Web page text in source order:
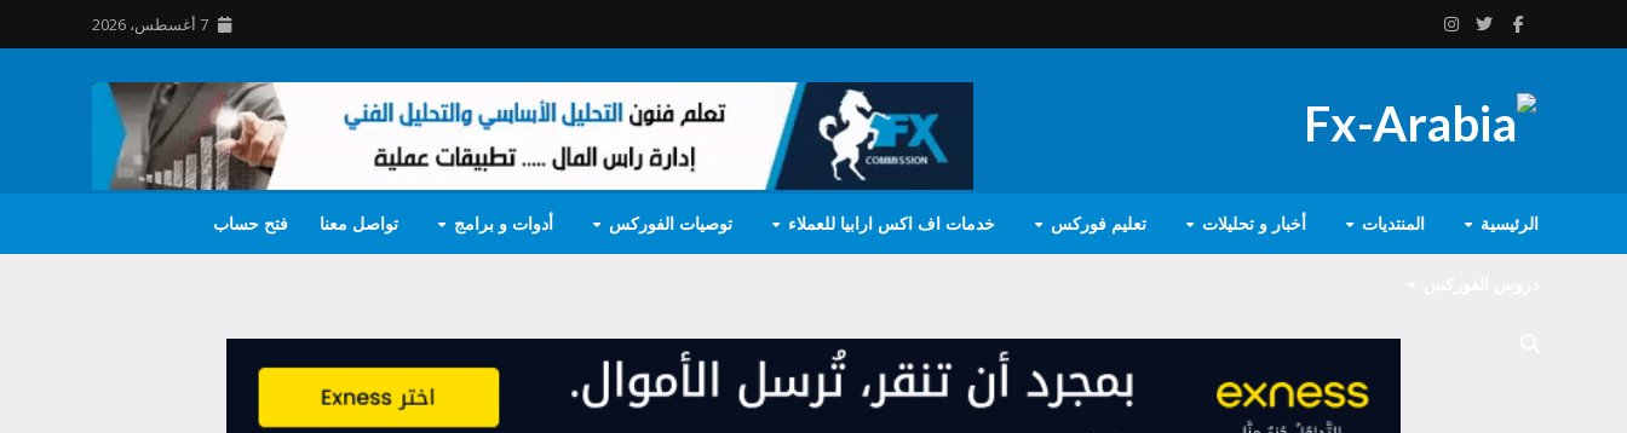
7 أغسطس، 2026
الرئيسية المنتديات أخبار و تحليلات تعليم فوركس خدمات اف اكس ارابيا للعملاء توصيات الفوركس أدوات و برامج تواصل معنا فتح حساب